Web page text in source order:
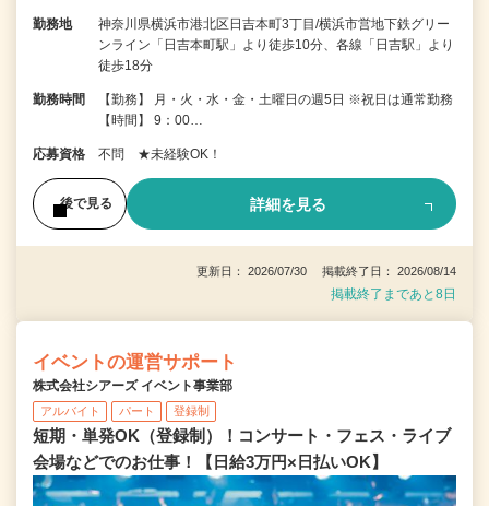
勤務地
神奈川県横浜市港北区日吉本町3丁目/横浜市営地下鉄グリー
ンライン「日吉本町駅」より徒歩10分、各線「日吉駅」より
徒歩18分
勤務時間
【勤務】 月・火・水・金・土曜日の週5日 ※祝日は通常勤務
【時間】 9：00…
応募資格 不問 ★未経験OK！
後で見る 詳細を見る
更新日： 2026/07/30 掲載終了日： 2026/08/14
掲載終了まであと8日
イベントの運営サポート
株式会社シアーズ イベント事業部
アルバイト パート 登録制
短期・単発OK（登録制）！コンサート・フェス・ライブ
会場などでのお仕事！【日給3万円×日払いOK】